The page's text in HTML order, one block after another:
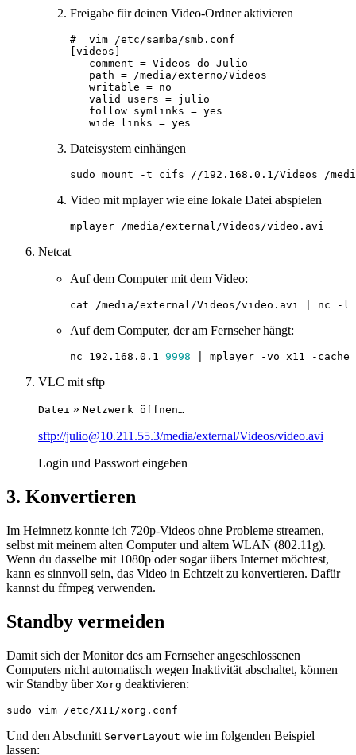
Freigabe für deinen Video‑Ordner aktivieren
Dateisystem einhängen
sudo mount -t cifs //192.168.0.1/Videos /
Video mit mplayer wie eine lokale Datei abspielen
Netcat
Auf dem Computer mit dem Video:
cat /media/external/Videos/video.avi nc -l
Auf dem Computer, der am Fernseher hängt:
nc 192.168.0.1 9998 mplayer -vo x11 -cache
VLC mit sftp
Datei » Netzwerk öffnen…
sftp://julio@10.211.55.3/media/external/Videos/video.avi
Login und Passwort eingeben
3. Konvertieren
Im Heimnetz konnte ich 720p‑Videos ohne Probleme streamen,
selbst mit meinem alten Computer und altem WLAN (802.11g).
Wenn du dasselbe mit 1080p oder sogar übers Internet möchtest,
kann es sinnvoll sein, das Video in Echtzeit zu konvertieren. Dafür
kannst du ffmpeg verwenden.
Standby vermeiden
Damit sich der Monitor des am Fernseher angeschlossenen
Computers nicht automatisch wegen Inaktivität abschaltet, können
wir Standby über Xorg deaktivieren:
Und den Abschnitt ServerLayout wie im folgenden Beispiel
lassen: